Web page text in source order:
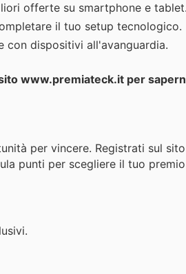
offerte su smartphone e tablet.
il tuo setup tecnologico.
con dispositivi all'avanguardia.
www.premiateck.it per
per vincere. Registrati sul
punti per scegliere il tuo